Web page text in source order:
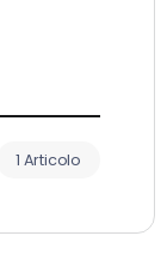
1 Articolo